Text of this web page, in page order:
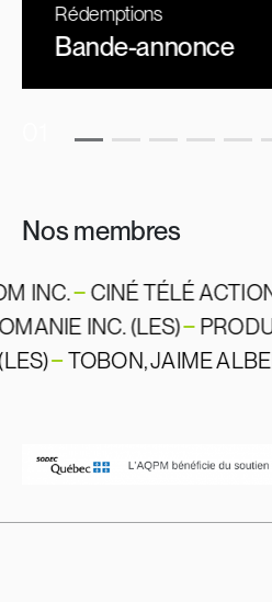
Rédemptions
Bande-annonce
Nos membres
membres
INC. CINÉ TÉLÉ
INC. (LES)
(LES)
TOBON, JAIME